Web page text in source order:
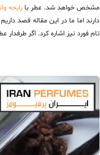
مشخص خواهد شد. عطر با رایحه
دارند اما ما در این مقاله قصد
تام فورد نیز اشاره کرد. اگر